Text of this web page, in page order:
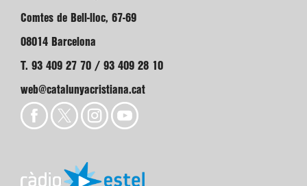
Comtes de Bell-lloc, 67-69
08014 Barcelona
T. 93 409 27 70 / 93 409 28 10
web@catalunyacristiana.cat